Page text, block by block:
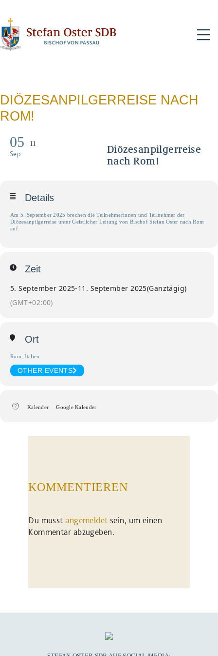
DIÖZESANPILGERREISE NACH
ROM!
05
Sep
11
Diözesanpilgerreise
nach Rom!
Details
Am 5. September 2025 brechen die Teilnehmerinnen und Teilnehmer der
Diözesanpilgerreise unter Geistlicher Leitung von Bischof Stefan Oster nach Rom
auf.
Zeit
5. September 2025-11. September 2025(Ganztägig)
(GMT+02:00)
Ort
Rom, Italien
OTHER EVENTS
Kalender Google Kalender
KOMMENTIEREN
Du musstangemeldet sein, um einen
Kommentar abzugeben.